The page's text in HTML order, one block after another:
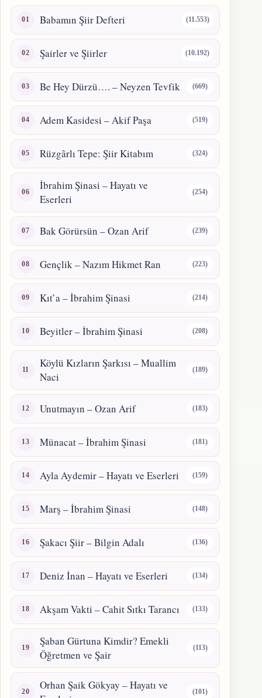
Babamın Şiir Defteri (11.553)
Şairler ve Şiirler (10.192)
Be Hey Dürzü…. – Neyzen Tevfik (669)
Adem Kasidesi – Akif Paşa (519)
Rüzgârlı Tepe: Şiir Kitabım (324)
İbrahim Şinasi – Hayatı ve
Eserleri
(254)
Bak Görürsün – Ozan Arif (239)
Gençlik – Nazım Hikmet Ran (223)
Kıt’a – İbrahim Şinasi (214)
Beyitler – İbrahim Şinasi (208)
Köylü Kızların Şarkısı – Muallim
Naci
(189)
Unutmayın – Ozan Arif (183)
Münacat – İbrahim Şinasi (181)
Ayla Aydemir – Hayatı ve Eserleri (159)
Marş – İbrahim Şinasi (148)
Şakacı Şiir – Bilgin Adalı (136)
Deniz İnan – Hayatı ve Eserleri (134)
Akşam Vakti – Cahit Sıtkı Tarancı (133)
Şaban Gürtuna Kimdir? Emekli
Öğretmen ve Şair
(113)
Orhan Şaik Gökyay – Hayatı ve
(101)